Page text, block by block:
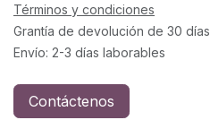
Términos y condiciones
Grantía de devolución de 30 días
Envío: 2-3 días laborables
Contáctenos